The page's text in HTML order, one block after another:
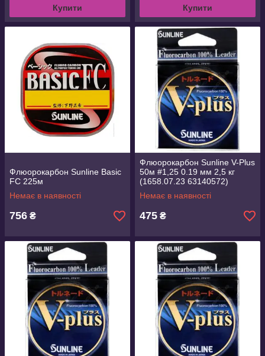
Купити Купити
Флюорокарбон Sunline Basic
FC 225м
Немає в наявності
756 ₴
Флюорокарбон Sunline V-Plus
50м #1,25 0.19 мм 2,5 кг
(1658.07.23 63140572)
Немає в наявності
475 ₴